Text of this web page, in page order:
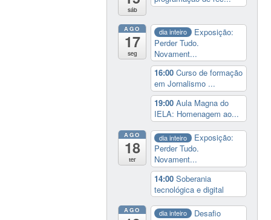
sáb
AGO
17
seg
dia inteiro
Exposição:
Perder Tudo.
Novament...
16:00Curso de formação
em Jornalismo ...
19:00Aula Magna do
IELA: Homenagem ao...
AGO
18
ter
dia inteiro
Exposição:
Perder Tudo.
Novament...
14:00Soberania
tecnológica e digital
AGO dia inteiro
Desafio